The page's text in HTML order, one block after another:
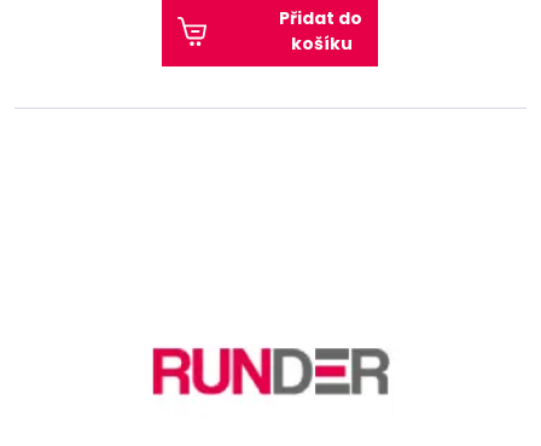
Přidat do
košíku